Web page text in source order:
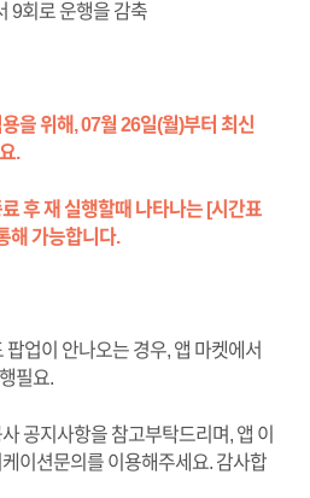
9회로 운행을 감축
을 위해, 07월 26일(월)부터 최신
.
후 재 실행할때 나타나는 [시간표
해 가능합니다.
업이 안나오는 경우, 앱 마켓에서
필요.
공지사항을 참고부탁드리며, 앱 이
이션문의를 이용해주세요. 감사합